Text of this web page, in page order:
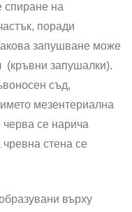
спиране на
поради
запушване може
(кръвни запушалки).
съд,
мезентериална
се нарича
стена се
върху